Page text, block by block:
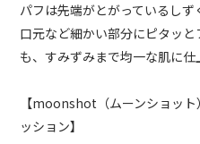
パフは先端がとがっているし
口元など細かい部分にピタッ
も、すみずみまで均一な肌に仕
【moonshot（ムーンショッ
ッション】